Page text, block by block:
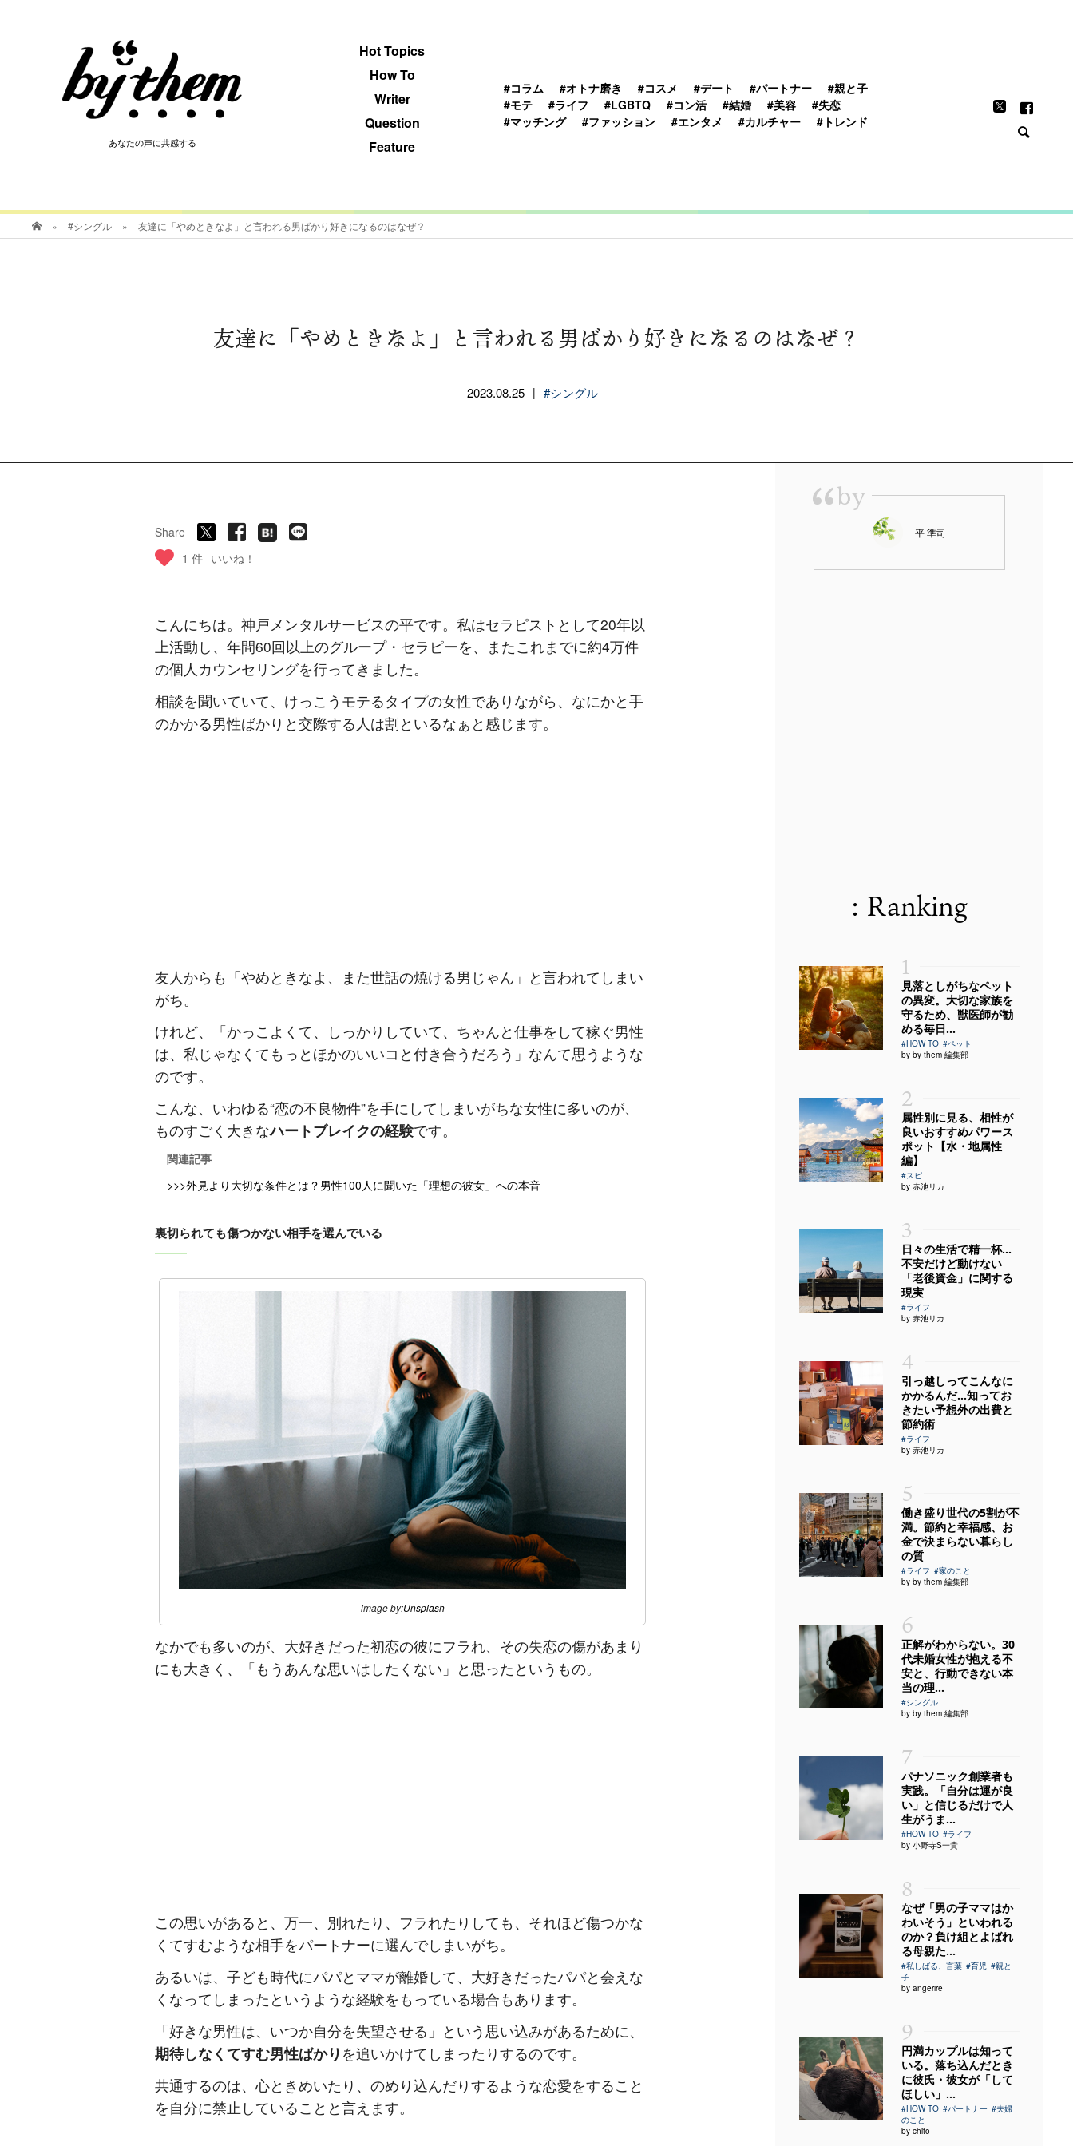
あなたの声に共感する
Hot Topics
How To
Writer
Question
Feature
#コラム #オトナ磨き #コスメ #デート #パートナー
#親と子
#モテ
#ライフ #LGBTQ #コン活 #結婚 #美容
#失恋
#マッチング
#ファッション #エンタメ #カルチャー #トレンド
あなたの声に共感する
» #シングル » 友達に「やめときなよ」と言われる男ばかり好きになるのはなぜ？
友達に「やめときなよ」と言われる男ばかり好きになるのはなぜ？
2023.08.25 | #シングル
Share
1 件 いいね！
こんにちは。神戸メンタルサービスの平です。私はセラピストとして20年以
上活動し、年間60回以上のグループ・セラピーを、またこれまでに約4万件
の個人カウンセリングを行ってきました。
相談を聞いていて、けっこうモテるタイプの女性でありながら、なにかと手
のかかる男性ばかりと交際する人は割といるなぁと感じます。
友人からも「やめときなよ、また世話の焼ける男じゃん」と言われてしまい
がち。
けれど、「かっこよくて、しっかりしていて、ちゃんと仕事をして稼ぐ男性
は、私じゃなくてもっとほかのいいコと付き合うだろう」なんて思うような
のです。
こんな、いわゆる“恋の不良物件”を手にしてしまいがちな女性に多いのが、
ものすごく大きなハートブレイクの経験です。
関連記事
>>>外見より大切な条件とは？男性100人に聞いた「理想の彼女」への本音
裏切られても傷つかない相手を選んでいる
image by:Unsplash
なかでも多いのが、大好きだった初恋の彼にフラれ、その失恋の傷があまり
にも大きく、「もうあんな思いはしたくない」と思ったというもの。
この思いがあると、万一、別れたり、フラれたりしても、それほど傷つかな
くてすむような相手をパートナーに選んでしまいがち。
あるいは、子ども時代にパパとママが離婚して、大好きだったパパと会えな
くなってしまったというような経験をもっている場合もあります。
「好きな男性は、いつか自分を失望させる」という思い込みがあるために、
期待しなくてすむ男性ばかり を追いかけてしまったりするのです。
共通するのは、心ときめいたり、のめり込んだりするような恋愛をすること
を自分に禁止していることと言えます。
“by
平 準司
: Ranking
1
見落としがちなペット
の異変。大切な家族を
守るため、獣医師が勧
める毎日...
#HOW TO #ペット
by by them 編集部
2
属性別に見る、相性が
良いおすすめパワース
ポット【水・地属性
編】
#スピ
by 赤池リカ
3
日々の生活で精一杯…
不安だけど動けない
「老後資金」に関する
現実
#ライフ
by 赤池リカ
4
引っ越しってこんなに
かかるんだ…知ってお
きたい予想外の出費と
節約術
#ライフ
by 赤池リカ
5
働き盛り世代の5割が不
満。節約と幸福感、お
金で決まらない暮らし
の質
#ライフ #家のこと
by by them 編集部
6
正解がわからない。30
代未婚女性が抱える不
安と、行動できない本
当の理...
#シングル
by by them 編集部
7
パナソニック創業者も
実践。「自分は運が良
い」と信じるだけで人
生がうま...
#HOW TO #ライフ
by 小野寺S一貴
8
なぜ「男の子ママはか
わいそう」といわれる
のか？負け組とよばれ
る母親た...
#私しばる、言葉 #育児 #親と
子
by angerire
9
円満カップルは知って
いる。落ち込んだとき
に彼氏・彼女が「して
ほしい」...
#HOW TO #パートナー #夫婦
のこと
by chito